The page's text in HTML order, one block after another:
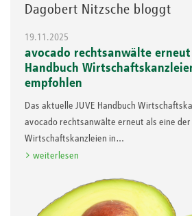
Dagobert Nitzsche bloggt
19.11.2025
avocado rechtsanwälte erneut
Handbuch
empfohlen
Das aktuelle JUVE Handbuch
avocado rechtsanwälte erneut als eine
Wirtschaftskanzleien in…
weiterlesen